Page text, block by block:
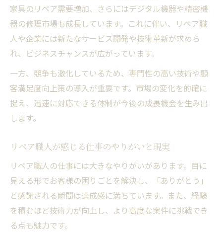
家具のリペア需要増加、さらにはデジタル機器や精密機
器の修理市場も成長しています。これに伴い、リペア職
人や企業には新たなサービス開発や技術革新が求めら
れ、ビジネスチャンスが広がっています。
一方、競争も激化しているため、専門性の高い技術や顧
客満足度向上策の導入が重要です。市場の変化を的確に
捉え、迅速に対応できる体制が今後の成長機会を生み出
します。
リペア職人が感じる仕事のやりがいと現実
リペア職人の仕事には大きなやりがいがあります。目に
見える形でお客様の困りごとを解決し、「ありがとう」
と感謝される瞬間は達成感に満ちています。また、経験
を積むほど技術力が向上し、より高度な案件に挑戦でき
る点も魅力です。